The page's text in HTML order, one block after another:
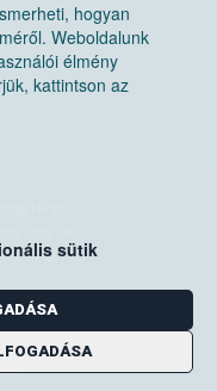
hogyan
Weboldalunk
élmény
kattintson az
sütik
Hivatal
Pf. 30.
244